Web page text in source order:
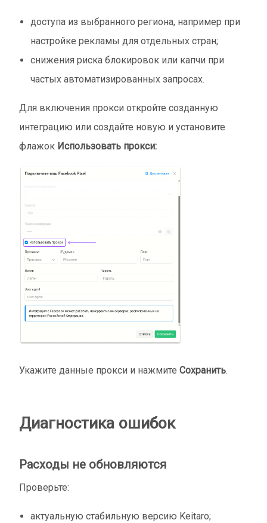
доступа из выбранного региона, например при
настройке рекламы для отдельных стран;
снижения риска блокировок или капчи при
частых автоматизированных запросах.
Для включения прокси откройте созданную
интеграцию или создайте новую и установите
флажок Использовать прокси:
Укажите данные прокси и нажмите Сохранить.
Диагностика ошибок
Расходы не обновляются
Проверьте:
актуальную стабильную версию Keitaro;